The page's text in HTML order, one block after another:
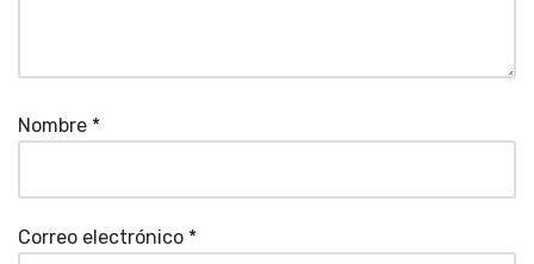
Nombre *
Correo electrónico *